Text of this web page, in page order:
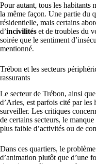
Pour autant, tous les habitants
la même façon. Une partie du
résidentielle, mais certains
d’incivilités et de troubles du
soirée que le sentiment
mentionné.
Trébon et les secteurs
rassurants
Le secteur de Trébon, ainsi
d’Arles, est parfois cité par les
surveiller. Les critiques
de certains secteurs, le
plus faible d’activités ou de
Dans ces quartiers, le
d’animation plutôt que d’une